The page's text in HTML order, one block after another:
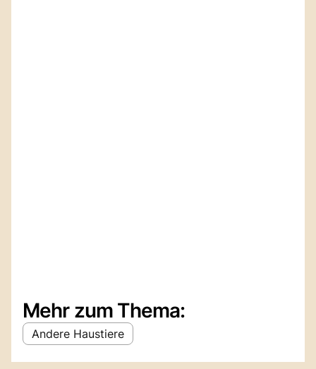
Mehr zum Thema:
Andere Haustiere